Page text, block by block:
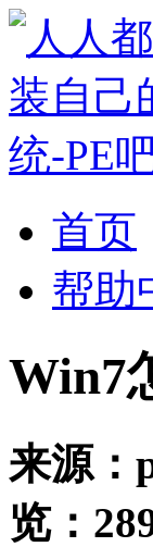
首页
帮助
Win7
来源：
览：